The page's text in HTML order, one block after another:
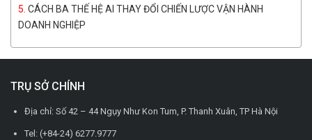
CÁCH BA THẾ HỆ AI THAY ĐỔI CHIẾN LƯỢC VẬN HÀNH
DOANH NGHIỆP
TRỤ SỞ CHÍNH
Địa chỉ: Số 42 – 44 Ngụy Như Kon Tum, P. Thanh Xuân, TP Hà Nội
Tel: (+84-24) 6277.9777